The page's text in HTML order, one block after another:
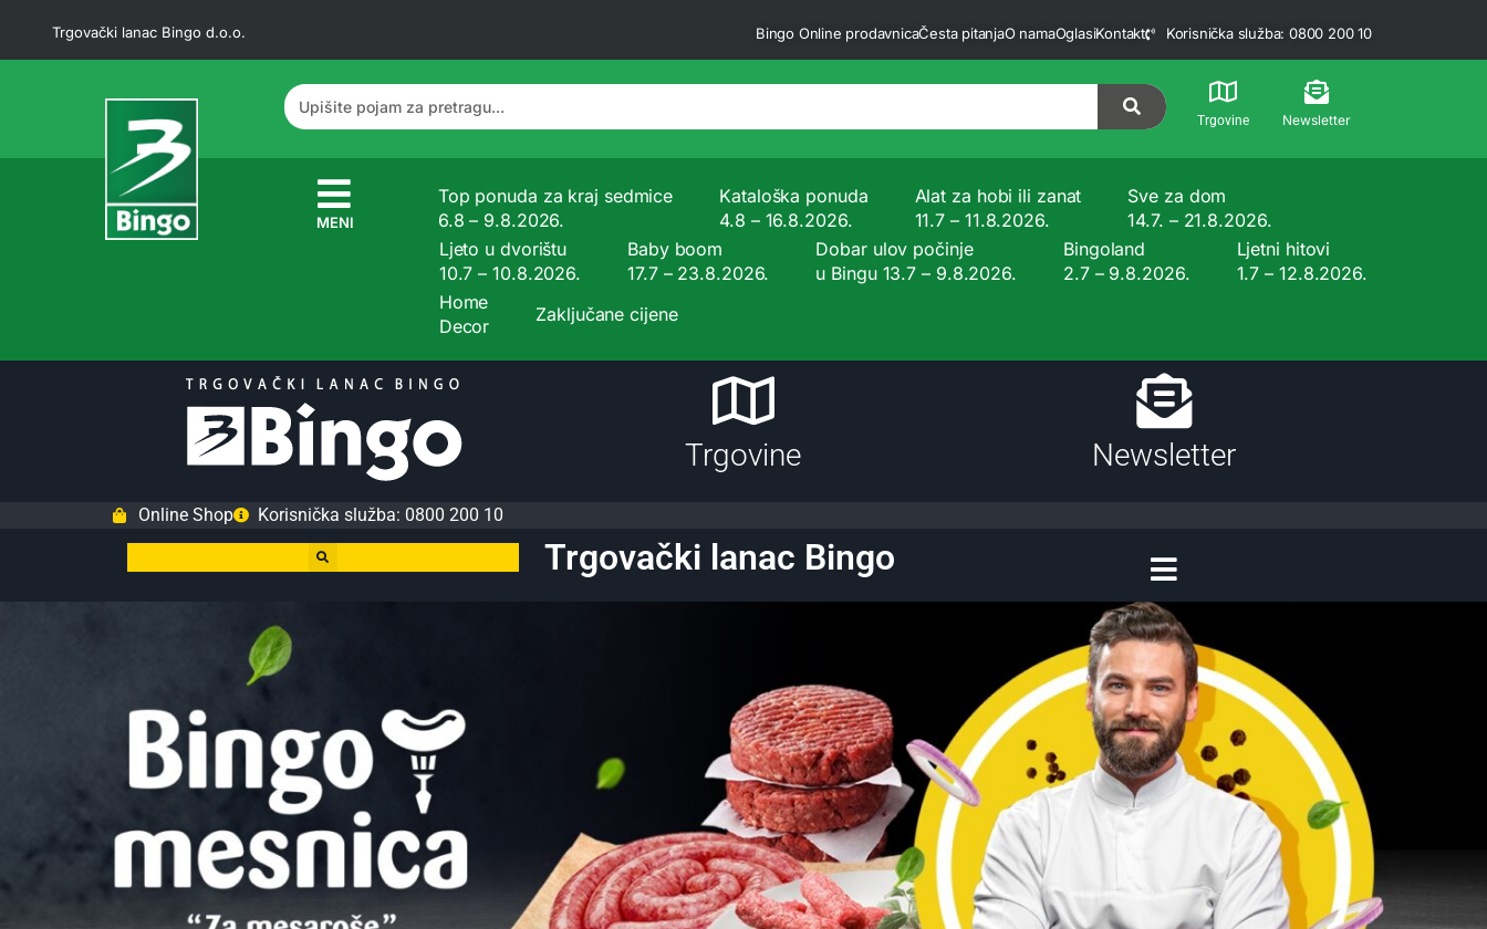
Trgovački lanac Bingo d.o.o. Bingo Online prodavnicaČesta pitanjaO namaOglasiKontakt Korisnička služba: 0800 200 10
Trgovine Newsletter
MENI
Top ponuda za kraj sedmice
6.8 – 9.8.2026.
Kataloška ponuda
4.8 – 16.8.2026.
Alat za hobi ili zanat
11.7 – 11.8.2026.
Sve za dom
14.7. – 21.8.2026.
Ljeto u dvorištu
10.7 – 10.8.2026.
Baby boom
17.7 – 23.8.2026.
Dobar ulov počinje
u Bingu 13.7 – 9.8.2026.
Bingoland
2.7 – 9.8.2026.
Ljetni hitovi
1.7 – 12.8.2026.
Home
Decor
Zaključane cijene
Trgovine Newsletter
Online Shop Korisnička služba: 0800 200 10
Trgovački lanac Bingo